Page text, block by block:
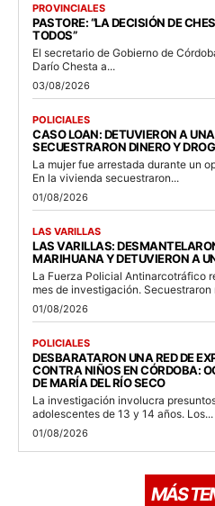
PROVINCIALES
PASTORE: “LA DECISIÓN DE
TODOS”
El secretario de Gobierno de
Darío Chesta a...
03/08/2026
POLICIALES
CASO LOAN: DETUVIERON A
SECUESTRARON DINERO Y
La mujer fue arrestada durante un
En la vivienda secuestraron...
01/08/2026
LAS VARILLAS
LAS VARILLAS:
MARIHUANA Y DETUVIERON A
La Fuerza Policial Antinarcotráfico
mes de investigación. Secuestraron
01/08/2026
POLICIALES
DESBARATARON UNA RED DE
CONTRA NIÑOS EN CÓRDOBA:
DE MARÍA DEL RÍO SECO
La investigación involucra
adolescentes de 13 y 14 años. Los...
01/08/2026
MÁS